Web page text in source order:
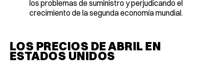
los problemas de suministro y perjudicando el
crecimiento de la segunda economía mundial.
LOS PRECIOS DE ABRIL EN
ESTADOS UNIDOS